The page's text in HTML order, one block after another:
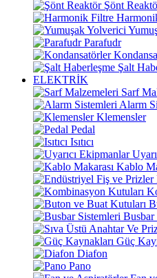
Şönt
Parafudr
Şalt
ELEKTRİK
Sarf
Alarm
Klemensler
Pedal
Isıtıcı
Kablo
Busbar
Güç
Diafon
Pano